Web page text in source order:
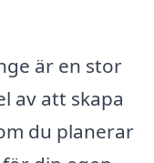
är en stor
av att skapa
du planerar